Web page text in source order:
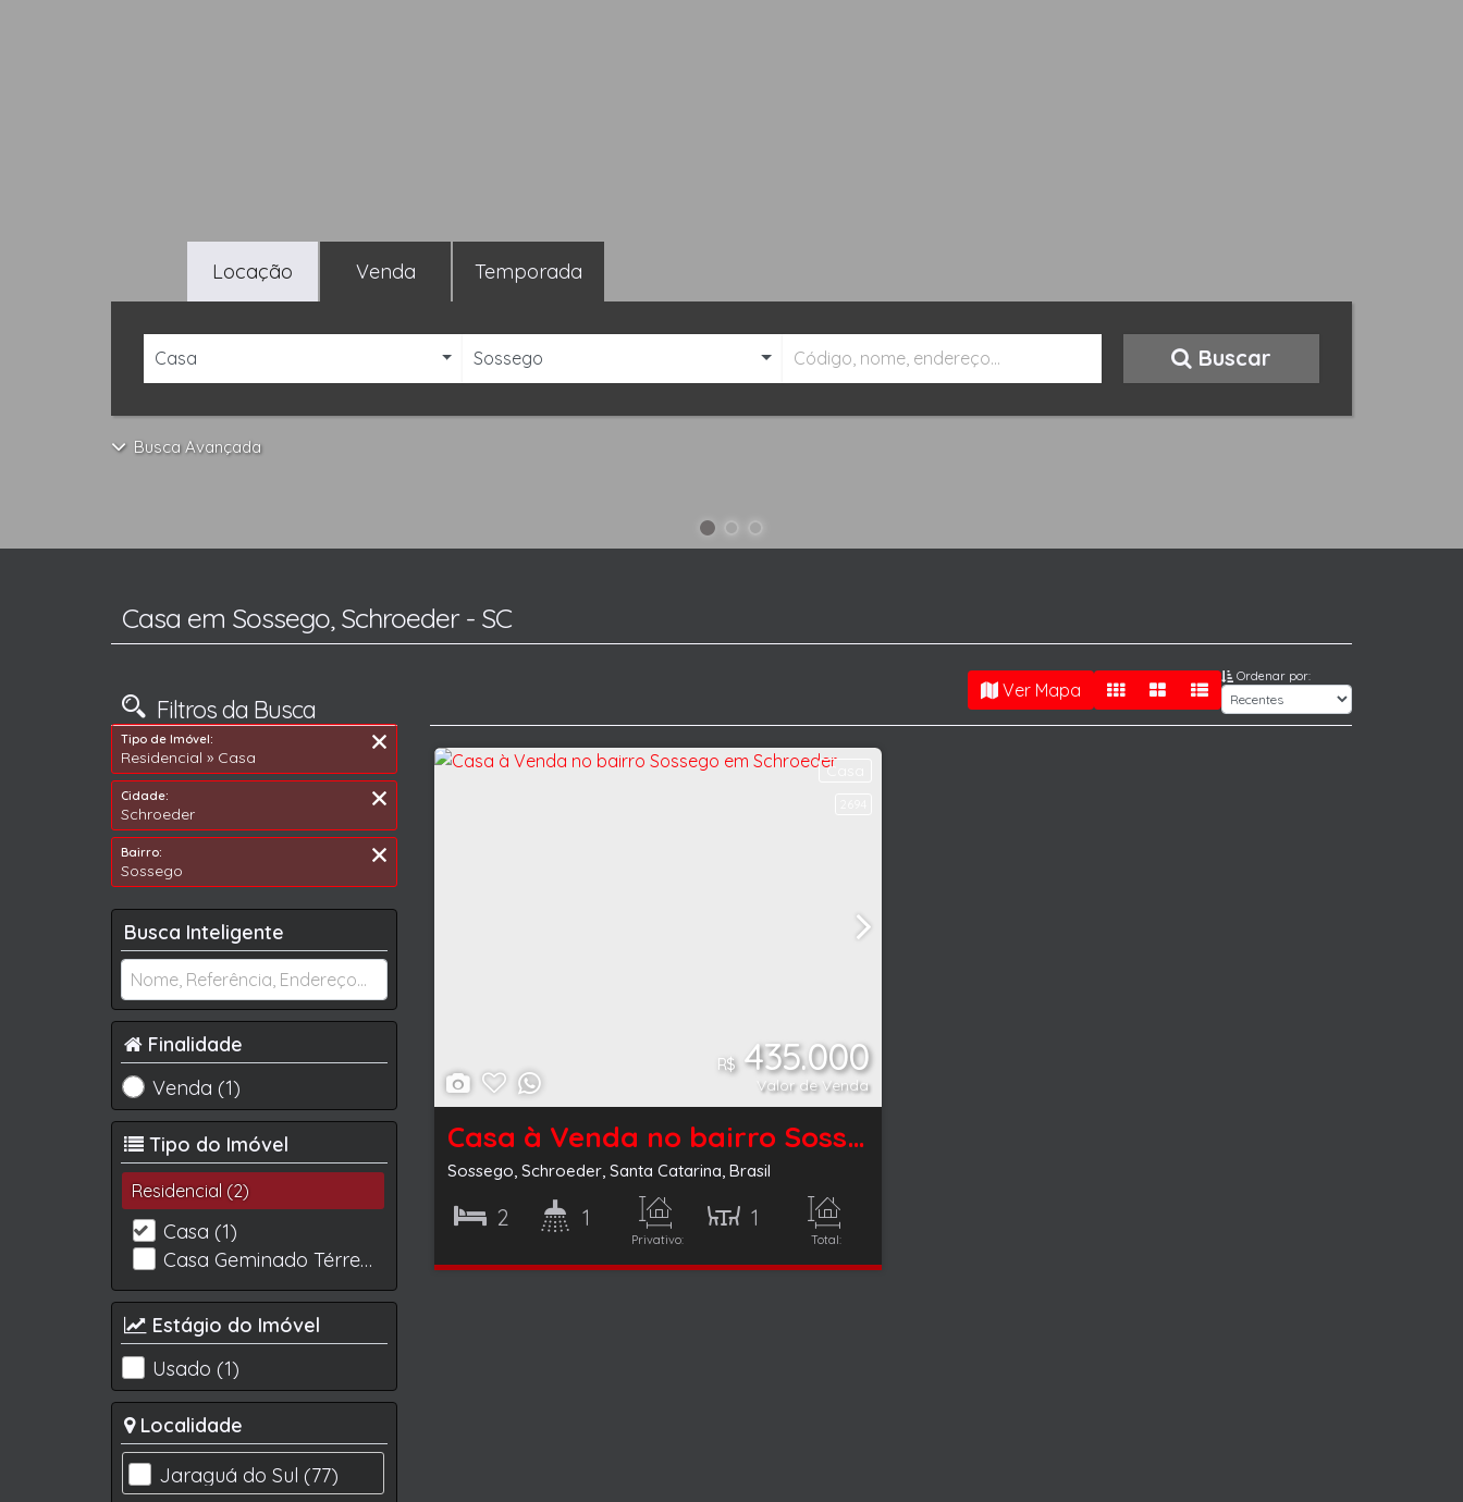
Locação Venda Temporada
Casa Sossego Buscar
Busca Avançada
Casa em Sossego, Schroeder - SC
Filtros da Busca
Tipo de Imóvel:
Residencial » Casa
Cidade:
Schroeder
Bairro:
Sossego
Busca Inteligente
Finalidade
Venda (1)
Tipo do Imóvel
Residencial (2)
Casa (1)
Casa Geminado Térreo (1)
Estágio do Imóvel
Usado (1)
Localidade
Jaraguá do Sul (77)
Ver Mapa
Ordenar por:
Casa
R$435.000
Valor de Venda
Casa à Venda no bairro Sossego em Schroeder
Sossego Schroeder, Santa Catarina Brasil
2 1
Privativo:
1
Total: